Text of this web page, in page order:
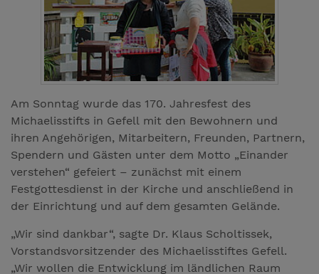
Am Sonntag wurde das 170. Jahresfest des
Michaelisstifts in Gefell mit den Bewohnern und
ihren Angehörigen, Mitarbeitern, Freunden, Partnern,
Spendern und Gästen unter dem Motto „Einander
verstehen“ gefeiert – zunächst mit einem
Festgottesdienst in der Kirche und anschließend in
der Einrichtung und auf dem gesamten Gelände.
„Wir sind dankbar“, sagte Dr. Klaus Scholtissek,
Vorstandsvorsitzender des Michaelisstiftes Gefell.
„Wir wollen die Entwicklung im ländlichen Raum